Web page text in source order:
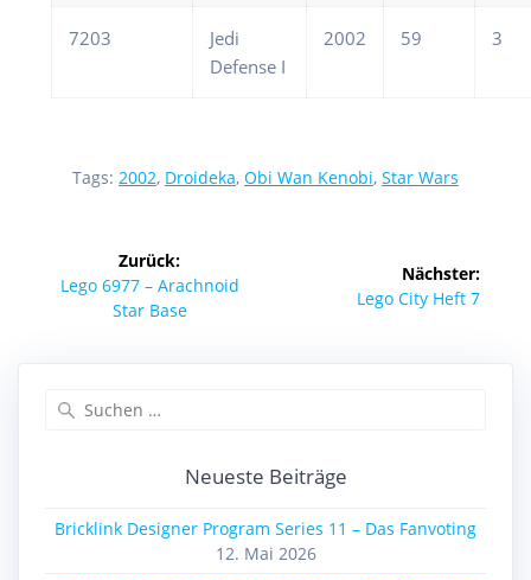
7203
Jedi
Defense I
2002 59 3
Tags: 2002, Droideka, Obi Wan Kenobi, Star Wars
Beitragsnavigation
Zurück:
Vorheriger
Beitrag:
Lego 6977 – Arachnoid
Star Base
Nächster:
Nächster
Lego City Heft 7
Neueste Beiträge
Bricklink Designer Program Series 11 – Das Fanvoting
12. Mai 2026